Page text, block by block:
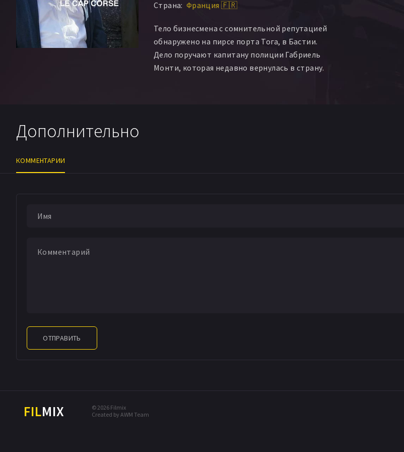
Страна: Франция 🇫🇷
Тело бизнесмена с сомнительной репутацией
обнаружено на пирсе порта Тога, в Бастии.
Дело поручают капитану полиции Габриель
Монти, которая недавно вернулась в страну.
Дополнительно
КОММЕНТАРИИ
ОТПРАВИТЬ
FILMIX
© 2026 Filmix
Created by AWM Team